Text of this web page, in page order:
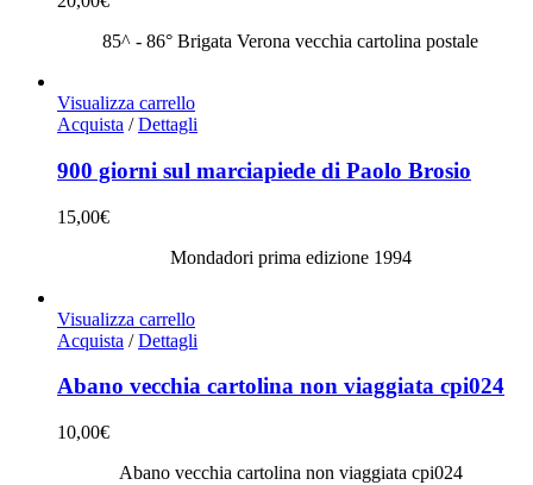
85^ - 86° Brigata Verona vecchia cartolina postale
Visualizza carrello
Acquista / Dettagli
900 giorni sul marciapiede di Paolo Brosio
15,00€
Mondadori prima edizione 1994
Visualizza carrello
Acquista / Dettagli
Abano vecchia cartolina non viaggiata cpi024
10,00€
Abano vecchia cartolina non viaggiata cpi024